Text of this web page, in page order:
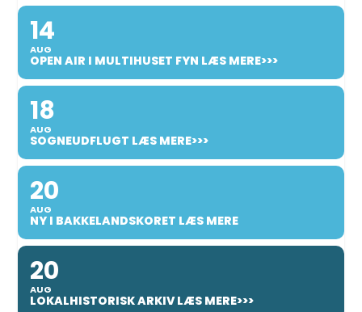
14
AUG
OPEN AIR I MULTIHUSET FYN LÆS MERE>>>
18
AUG
SOGNEUDFLUGT LÆS MERE>>>
20
AUG
NY I BAKKELANDSKORET LÆS MERE
20
AUG
LOKALHISTORISK ARKIV LÆS MERE>>>